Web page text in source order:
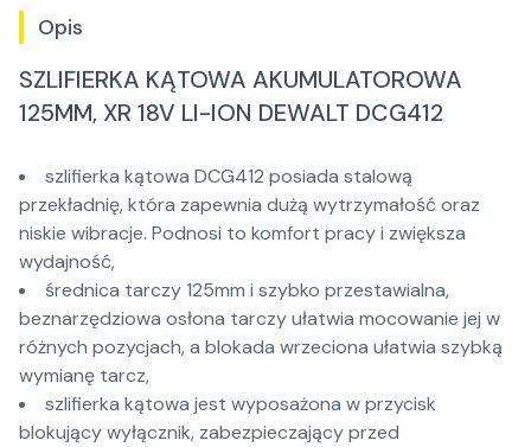
Opis
SZLIFIERKA KĄTOWA AKUMULATOROWA
125MM, XR 18V LI-ION DEWALT DCG412
szlifierka kątowa DCG412 posiada stalową
przekładnię, która zapewnia dużą wytrzymałość oraz
niskie wibracje. Podnosi to komfort pracy i zwiększa
wydajność,
średnica tarczy 125mm i szybko przestawialna,
beznarzędziowa osłona tarczy ułatwia mocowanie jej w
różnych pozycjach, a blokada wrzeciona ułatwia szybką
wymianę tarcz,
szlifierka kątowa jest wyposażona w przycisk
blokujący wyłącznik, zabezpieczający przed